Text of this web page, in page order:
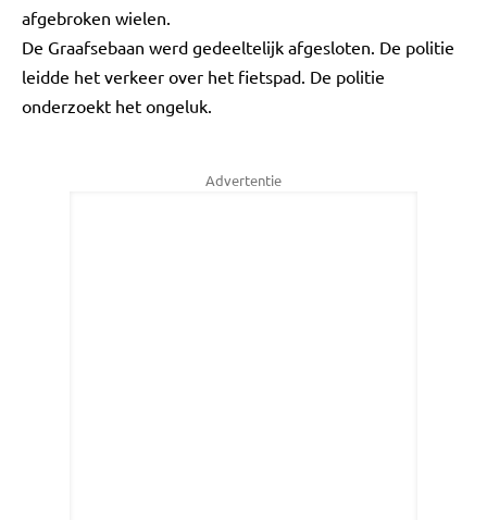
afgebroken wielen.
De Graafsebaan werd gedeeltelijk afgesloten. De politie
leidde het verkeer over het fietspad. De politie
onderzoekt het ongeluk.
Advertentie